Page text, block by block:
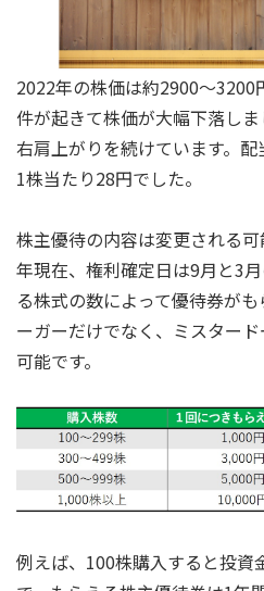
2022年の株価は約2900～3200
件が起きて株価が大幅下落し
右肩上がりを続けています。
1株当たり28円でした。
株主優待の内容は変更される
年現在、権利確定日は9月と3
る株式の数によって優待券が
ーガーだけでなく、ミスター
可能です。
例えば、100株購入すると投資